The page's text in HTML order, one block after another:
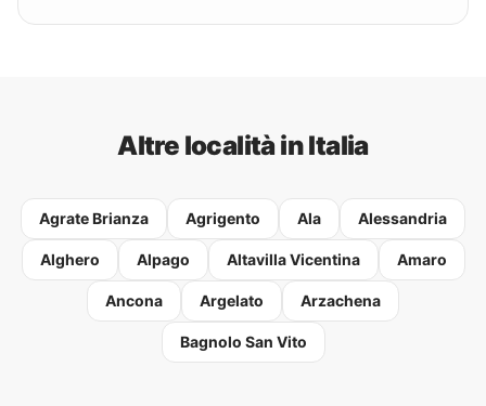
Altre località in Italia
Agrate Brianza Agrigento Ala Alessandria
Alghero Alpago Altavilla Vicentina Amaro
Ancona Argelato Arzachena
Bagnolo San Vito